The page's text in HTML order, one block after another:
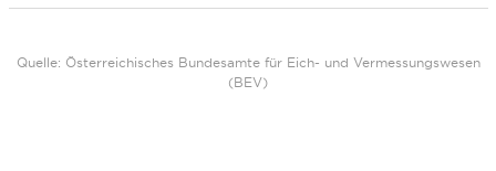
Quelle: Österreichisches Bundesamte für Eich- und Vermessungswesen
(BEV)